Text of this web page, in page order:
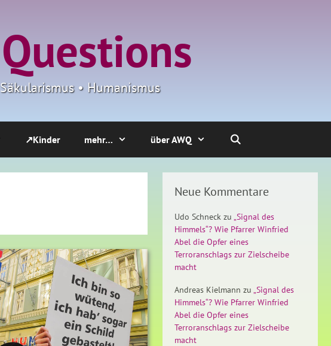
• Humanismus
↗Kinder mehr… über AWQ
Neue Kommentare
Udo Schneck zu „Signal des
Himmels“? Wie Pfarrer Winfried
Abel die Opfer eines
Terroranschlags zur Zielscheibe
macht
Andreas Kielmann zu „Signal des
Himmels“? Wie Pfarrer Winfried
Abel die Opfer eines
Terroranschlags zur Zielscheibe
macht